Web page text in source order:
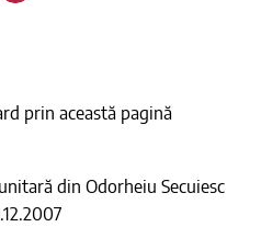
prin această pagină
din Odorheiu Secuiesc